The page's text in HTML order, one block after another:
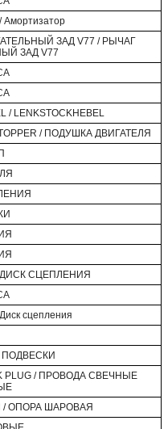
Амортизатор
ЗАД V77 / РЫЧАГ
ЗАД V77
/ LENKSTOCKHEBEL
/ ПОДУШКА ДВИГАТЕЛЯ
ДИСК СЦЕПЛЕНИЯ
сцепления
PLUG / ПРОВОДА СВЕЧНЫЕ
ОПОРА ШАРОВАЯ